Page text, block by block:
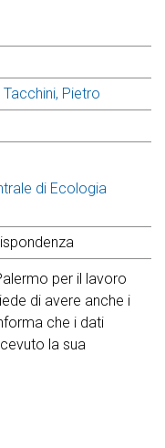
Tacchini, Pietro
di Ecologia
per il lavoro
di avere anche i
che i dati
la sua